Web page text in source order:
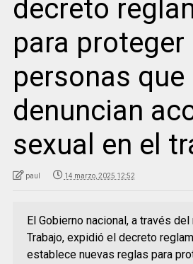
decreto
para proteger
personas que
denuncian
sexual en el
paul 14 marzo, 2025 12:52
El Gobierno nacional, a través
Trabajo, expidió el decreto
establece nuevas reglas para